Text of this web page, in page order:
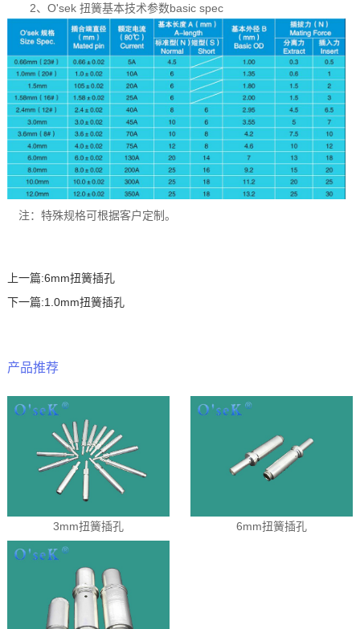
2、O'sek 扭簧基本技术参数basic spec
注：特殊规格可根据客户定制。
上一篇:6mm扭簧插孔
下一篇:1.0mm扭簧插孔
产品推荐
3mm扭簧插孔 6mm扭簧插孔